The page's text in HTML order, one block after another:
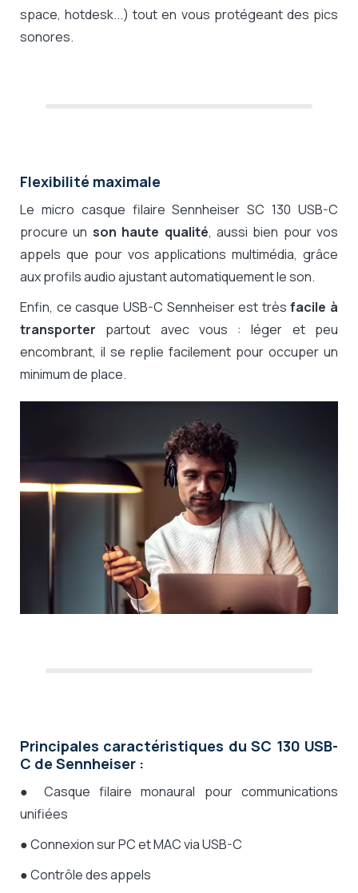
space, hotdesk...) tout en vous protégeant des pics
sonores.
Flexibilité maximale
Le micro casque filaire SennheiserSC 130 USB-C
procure un son haute qualité, aussi bien pour vos
appels que pour vos applications multimédia, grâce
aux profils audio ajustant automatiquement le son.
Enfin, ce casque USB-C Sennheiser est trèsfacile à
transporter partout avec vous : léger et peu
encombrant, il se replie facilement pour occuper un
minimum de place.
Principales caractéristiques du SC 130 USB-
C de Sennheiser :
● Casque filaire monaural pour communications
unifiées
● Connexion sur PC et MAC via USB-C
● Contrôle des appels